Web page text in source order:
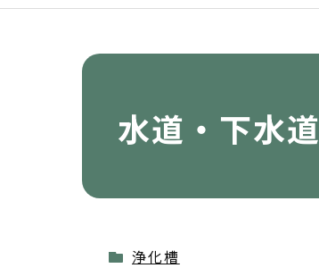
水道・下水道
浄化槽